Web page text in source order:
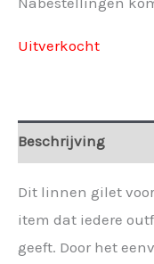
Uitverkocht
Beschrijving
Dit linnen gilet
item dat iedere
geeft. Door het